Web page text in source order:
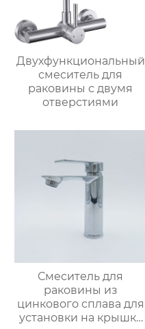
Двухфункциональный
смеситель для
раковины с двумя
отверстиями
Смеситель для
раковины из
цинкового сплава для
установки на крышку